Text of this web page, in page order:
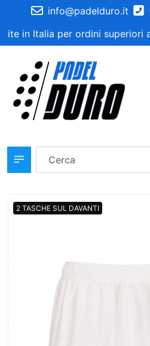
info@padelduro.it
in Italia per ordini superiori
2 TASCHE SUL DAVANTI